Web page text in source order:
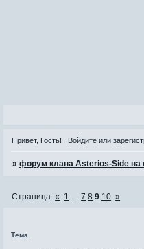
Привет, Гость! Войдитеили
»форум клана Asterios-Side на
Страница:« 1 … 7 8 9 10 »
Тема